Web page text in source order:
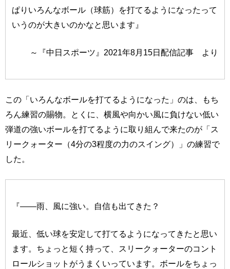
ぱりいろんなボール（球筋）を打てるようになったって
いうのが大きいのかなと思います』
～『中日スポーツ』2021年8月15日配信記事 より
この「いろんなボールを打てるようになった」のは、もち
ろん練習の賜物。とくに、横風や向かい風に負けない低い
弾道の強いボールを打てるように取り組んで来たのが「ス
リークォーター（4分の3程度の力のスイング）」の練習で
した。
『――雨、風に強い。自信も出てきた？
最近、低い球を安定して打てるようになってきたと思い
ます。ちょっと短く持って、スリークォーターのコント
ロールショットがうまくいっています。ボールをちょっ